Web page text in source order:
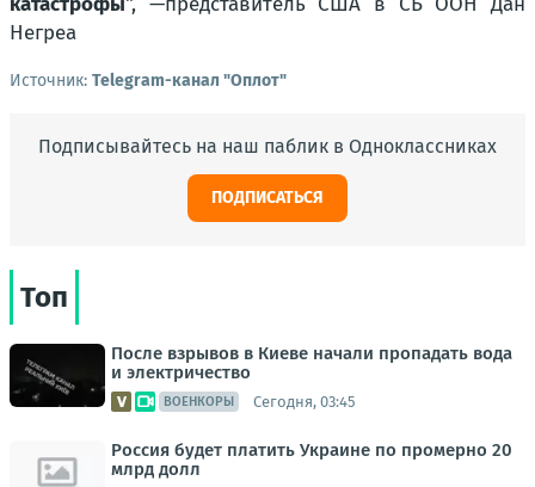
Негреа
Источник: Telegram-канал "Оплот"
Подписывайтесь на наш паблик в Одноклассниках
ПОДПИСАТЬСЯ
Топ
После взрывов в Киеве начали пропадать вода
и электричество
ВОЕНКОРЫ Сегодня, 03:45
Россия будет платить Украине по промерно 20
млрд долл